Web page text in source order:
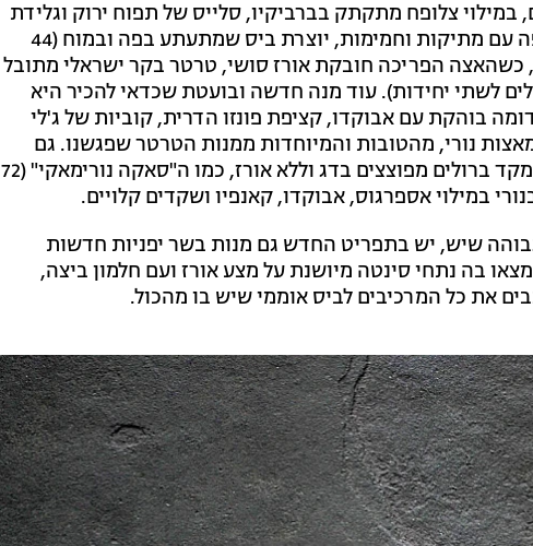
צלופח מתקתק בברביקיו, סלייס של תפוח ירוק וגלידת
פלפל סאנצ'ו קרה וחריפה, שמתערבבת בפה עם מתיקות וחמימות, יוצרת ביס שמתעתע בפה ובמוח (44
כשהאצה הפריכה חובקת אורז סושי, טרטר בקר ישראלי מתובל
בקר, חרדל יפני וג'ינג'ר טרי (34 שקלים לשתי יחידות). עוד מנה חדשה ובועטת שכדאי להכיר היא
טונה אדומה בוהקת עם אבוקדו, קציפת פונזו הדרית, קוביות של ג'לי
נורי, מהטובות והמיוחדות ממנות הטרטר שפגשנו. גם
רולים חדשים תמצאו כאן, והפעם השף מתמקד ברולים מפוצצים בדג וללא אורז, כמו ה"סאקה נורימאקי" (72
במילוי אספרגוס, אבוקדו, קאנפיו ושקדים קלויים.
שיש, יש בתפריט החדש גם מנות בשר יפניות חדשות
דון" (110 שקלים), שתמצאו בה נתחי סינטה מיושנת על מצע אורז ועם חלמון ביצה,
את כל המרכיבים לביס אוממי שיש בו מהכול.